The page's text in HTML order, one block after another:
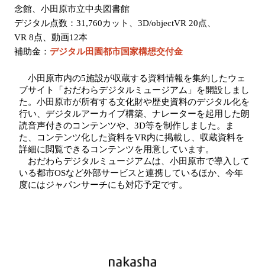
念館
小田原市立中央図書館
デジタル点数：31,760カット、3D/objectVR 20点、
VR 8点、動画12本
補助金： デジタル田園都市国家構想交付金
小田原市内の5施設が収蔵する資料情報を集約したウェ
ブサイト「おだわらデジタルミュージアム」を開設しまし
た。小田原市が所有する文化財や歴史資料のデジタル化を
行い、デジタルアーカイブ構築、ナレーターを起用した朗
読音声付きのコンテンツや、3D等を制作しました。ま
た、コンテンツ化した資料をVR内に掲載し、収蔵資料を
詳細に閲覧できるコンテンツを用意しています。
おだわらデジタルミュージアムは、小田原市で導入して
いる都市OSなど外部サービスと連携しているほか、今年
度にはジャパンサーチにも対応予定です。